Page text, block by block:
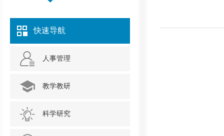
快速导航
人事管理
教学教研
科学研究